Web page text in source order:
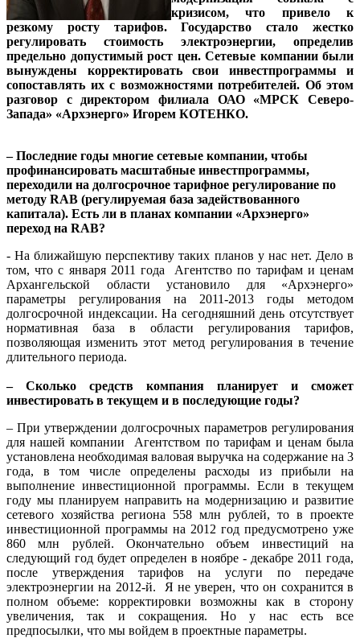
кризисом, что привело к
резкому росту тарифов. Государство стало жестко
регулировать стоимость электроэнергии, определив
предельно допустимый рост цен. Сетевые компании были
вынуждены корректировать свои инвестпрограммы и
сопоставлять их с возможностями потребителей. Об этом
разговор с директором филиала ОАО «МРСК Северо-
Запада» «Архэнерго» Игорем КОТЕНКО.
– Последние годы многие сетевые компании, чтобы
профинансировать масштабные инвестпрограммы,
переходили на долгосрочное тарифное регулирование по
методу RAB (регулируемая база задействованного
капитала). Есть ли в планах компании «Архэнерго»
переход на RAB?
- На ближайшую перспективу таких планов у нас нет. Дело в
том, что с января 2011 года Агентство по тарифам и ценам
Архангельской области установило для «Архэнерго»
параметры регулирования на 2011-2013 годы методом
долгосрочной индексации. На сегодняшний день отсутствует
нормативная база в области регулирования тарифов,
позволяющая изменить этот метод регулирования в течение
длительного периода.
– Сколько средств компания планирует и сможет
инвестировать в текущем и в последующие годы?
– При утверждении долгосрочных параметров регулирования
для нашей компании Агентством по тарифам и ценам была
установлена необходимая валовая выручка на содержание на 3
года, в том числе определены расходы из прибыли на
выполнение инвестиционной программы. Если в текущем
году мы планируем направить на модернизацию и развитие
сетевого хозяйства региона 558 млн рублей, то в проекте
инвестиционной программы на 2012 год предусмотрено уже
860 млн рублей. Окончательно объем инвестиций на
следующий год будет определен в ноябре - декабре 2011 года,
после утверждения тарифов на услуги по передаче
электроэнергии на 2012-й. Я не уверен, что он сохранится в
полном объеме: корректировки возможны как в сторону
увеличения, так и сокращения. Но у нас есть все
предпосылки, что мы войдем в проектные параметры.